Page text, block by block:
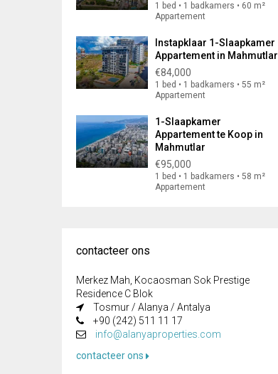
1 bed • 1 badkamers • 60 m²
Appartement
Instapklaar 1-Slaapkamer
Appartement in Mahmutlar
€84,000
1 bed • 1 badkamers • 55 m²
Appartement
1-Slaapkamer
Appartement te Koop in
Mahmutlar
€95,000
1 bed • 1 badkamers • 58 m²
Appartement
contacteer ons
Merkez Mah, Kocaosman Sok Prestige
Residence C Blok
Tosmur / Alanya / Antalya
+90 (242) 511 11 17
info@alanyaproperties.com
contacteer ons